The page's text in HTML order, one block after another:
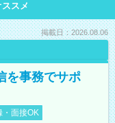
スメ
掲載日：2026.08.06
を事務でサポ
・面接OK